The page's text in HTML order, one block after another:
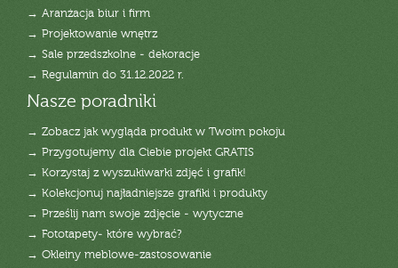
→ Aranżacja biur i firm
→ Projektowanie wnętrz
→ Sale przedszkolne - dekoracje
→ Regulamin do 31.12.2022 r.
Nasze poradniki
→ Zobacz jak wygląda produkt w Twoim pokoju
→ Przygotujemy dla Ciebie projekt GRATIS
→ Korzystaj z wyszukiwarki zdjęć i grafik!
→ Kolekcjonuj najładniejsze grafiki i produkty
→ Prześlij nam swoje zdjęcie - wytyczne
→ Fototapety- które wybrać?
→ Okleiny meblowe-zastosowanie